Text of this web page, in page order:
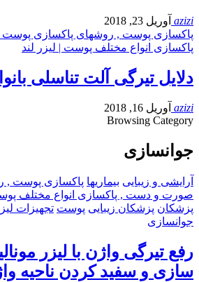
azizi آوریل 23, 2018
پاکسازی پوست , روشهای پاکسازی
پاکسازی انواع مختلف پوست | لیزر لند
دلایل تیرگی آلت تناسلی
azizi آوریل 16, 2018
Browsing Category
جوانسازی
آرایشی و زیبایی بیماریها پاکسازی پوست ,
صورت و دست , پاکسازی انواع مختلف
پزشکان پزشکان زیبایی پوست تجهیزات
جوانسازی
رفع تیرگی واژن با لیزر
سازی و سفید کردن ناحیه